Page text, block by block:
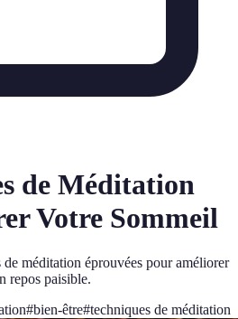
de Méditation
Votre Sommeil
méditation éprouvées pour améliorer
repos paisible.
#bien-être#techniques de méditation